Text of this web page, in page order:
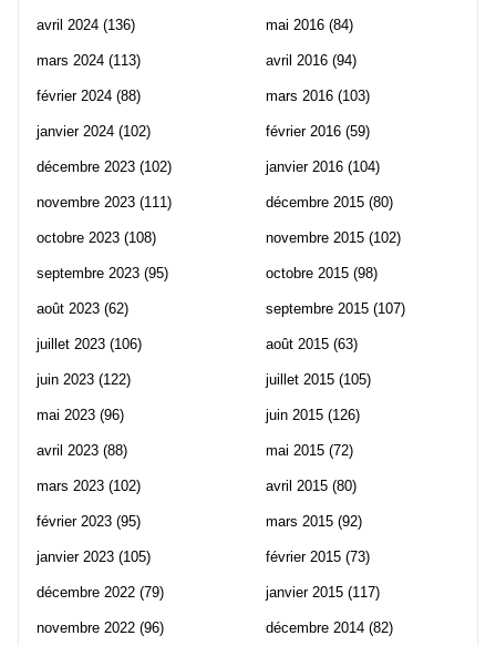
avril 2024 (136)
mars 2024 (113)
février 2024 (88)
janvier 2024 (102)
décembre 2023 (102)
novembre 2023 (111)
octobre 2023 (108)
septembre 2023 (95)
août 2023 (62)
juillet 2023 (106)
juin 2023 (122)
mai 2023 (96)
avril 2023 (88)
mars 2023 (102)
février 2023 (95)
janvier 2023 (105)
décembre 2022 (79)
novembre 2022 (96)
mai 2016 (84)
avril 2016 (94)
mars 2016 (103)
février 2016 (59)
janvier 2016 (104)
décembre 2015 (80)
novembre 2015 (102)
octobre 2015 (98)
septembre 2015 (107)
août 2015 (63)
juillet 2015 (105)
juin 2015 (126)
mai 2015 (72)
avril 2015 (80)
mars 2015 (92)
février 2015 (73)
janvier 2015 (117)
décembre 2014 (82)